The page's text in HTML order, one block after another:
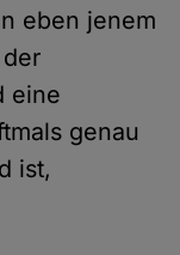
eben jenem
eine
genau
ist,